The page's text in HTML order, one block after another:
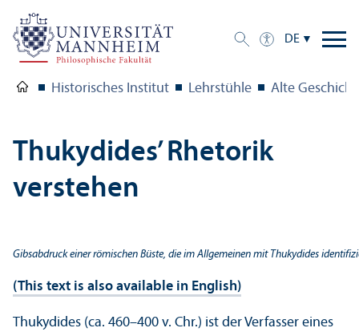
DE
Historisches Institut Lehr­stühle Alte
Thukydides’ Rhetorik
verstehen
Gibsabdruck einer römischen Büste, die im Allgemeinen mit Thukydides
(This text is also available in English)
Thukydides (ca. 460–400 v. Chr.) ist der Verfasser eines